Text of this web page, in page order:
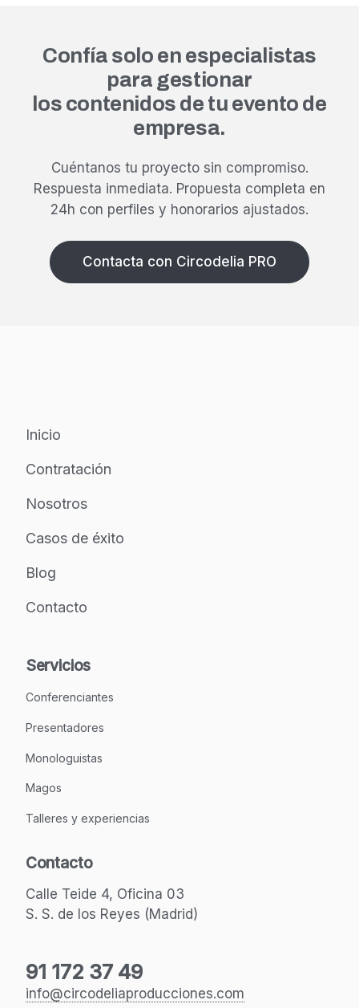
Confía solo en especialistas
para gestionar
los contenidos de tu evento de
empresa.
Cuéntanos tu proyecto sin compromiso.
Respuesta inmediata. Propuesta completa en
24h con perfiles y honorarios ajustados.
Contacta con Circodelia PRO
Inicio
Contratación
Nosotros
Casos de éxito
Blog
Contacto
Servicios
Conferenciantes
Presentadores
Monologuistas
Magos
Talleres y experiencias
Contacto
Calle Teide 4, Oficina 03
S. S. de los Reyes (Madrid)
91 172 37 49
info@circodeliaproducciones.com